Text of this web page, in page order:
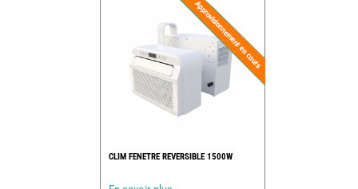
CLIM FENETRE REVERSIBLE 1500W